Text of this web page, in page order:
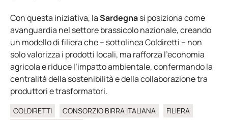
Con questa iniziativa, laSardegnasi posiziona come
avanguardia nel settore brassicolo nazionale, creando
un modello di filiera che – sottolinea Coldiretti – non
solo valorizza i prodotti locali, ma rafforza l’economia
agricola e riduce l’impatto ambientale, confermando la
centralità della sostenibilità e della collaborazione tra
produttori e trasformatori.
COLDIRETTI CONSORZIO BIRRA ITALIANA
FILIERA